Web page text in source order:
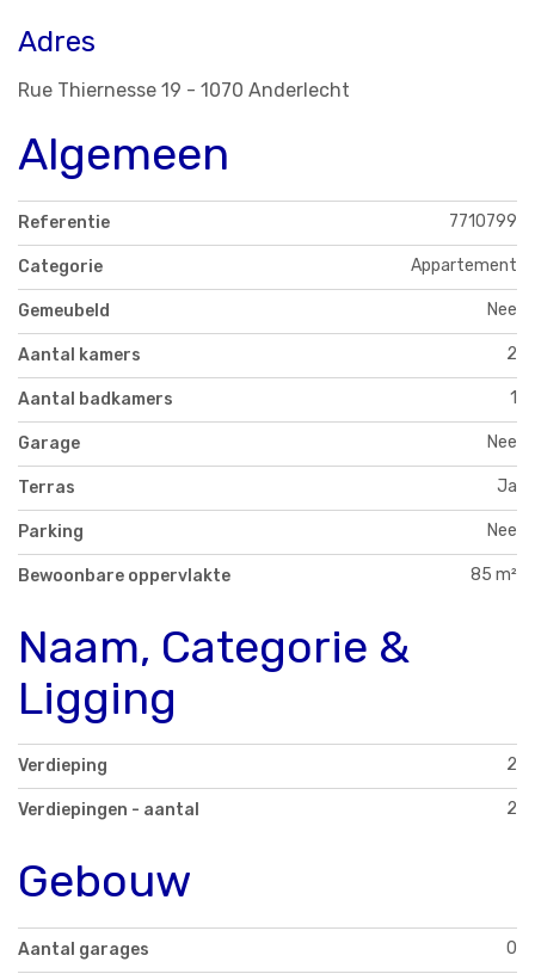
Adres
Rue Thiernesse 19 - 1070 Anderlecht
Algemeen
Referentie 7710799
Categorie Appartement
Gemeubeld Nee
Aantal kamers 2
Aantal badkamers 1
Garage Nee
Terras Ja
Parking Nee
Bewoonbare oppervlakte 85 m²
Naam, Categorie &
Ligging
Verdieping 2
Verdiepingen - aantal 2
Gebouw
Aantal garages 0